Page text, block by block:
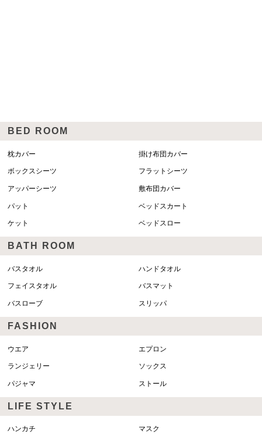
BED ROOM
枕カバー 掛け布団カバー
ボックスシーツ フラットシーツ
アッパーシーツ 敷布団カバー
パット ベッドスカート
ケット ベッドスロー
BATH ROOM
バスタオル ハンドタオル
フェイスタオル バスマット
バスローブ スリッパ
FASHION
ウエア エプロン
ランジェリー ソックス
パジャマ ストール
LIFE STYLE
ハンカチ マスク